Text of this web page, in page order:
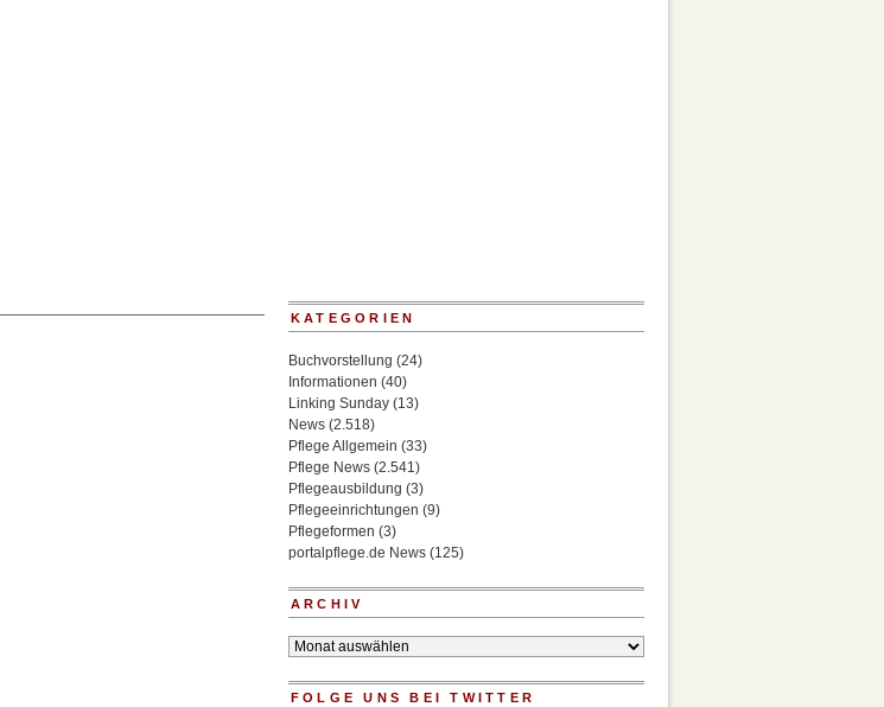
KATEGORIEN
Buchvorstellung (24)
Informationen (40)
Linking Sunday (13)
News (2.518)
Pflege Allgemein (33)
Pflege News (2.541)
Pflegeausbildung (3)
Pflegeeinrichtungen (9)
Pflegeformen (3)
portalpflege.de News (125)
ARCHIV
Archiv
FOLGE UNS BEI TWITTER